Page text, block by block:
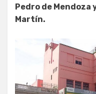
Pedro de Mendoza
Martín.